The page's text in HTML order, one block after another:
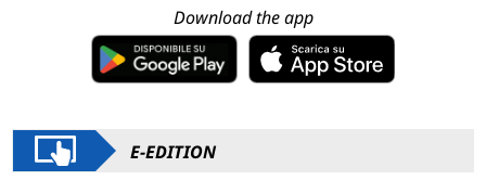
Download the app
E-EDITION